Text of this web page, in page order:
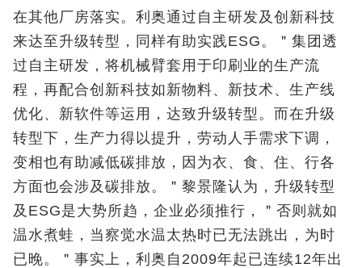
在其他厂房落实。利奥通过自主研发及创新科技
来达至升级转型，同样有助实践ESG。＂集团透
过自主研发，将机械臂套用于印刷业的生产流
程，再配合创新科技如新物料、新技术、生产线
优化、新软件等运用，达致升级转型。而在升级
转型下，生产力得以提升，劳动人手需求下调，
变相也有助减低碳排放，因为衣、食、住、行各
方面也会涉及碳排放。＂黎景隆认为，升级转型
及ESG是大势所趋，企业必须推行，＂否则就如
温水煮蛙，当察觉水温太热时已无法跳出，为时
已晚。＂事实上，利奥自2009年起已连续12年出